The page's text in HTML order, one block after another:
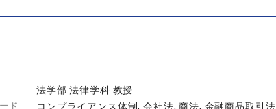
法学部 法律学科 教授
ド コンプライアンス体制, 会社法, 商法, 金融商品取引法